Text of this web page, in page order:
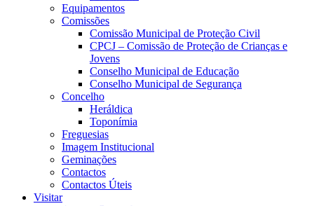
Equipamentos
Comissões
Comissão Municipal de Proteção Civil
CPCJ – Comissão de Proteção de Crianças e
Jovens
Conselho Municipal de Educação
Conselho Municipal de Segurança
Concelho
Heráldica
Toponímia
Freguesias
Imagem Institucional
Geminações
Contactos
Contactos Úteis
Visitar